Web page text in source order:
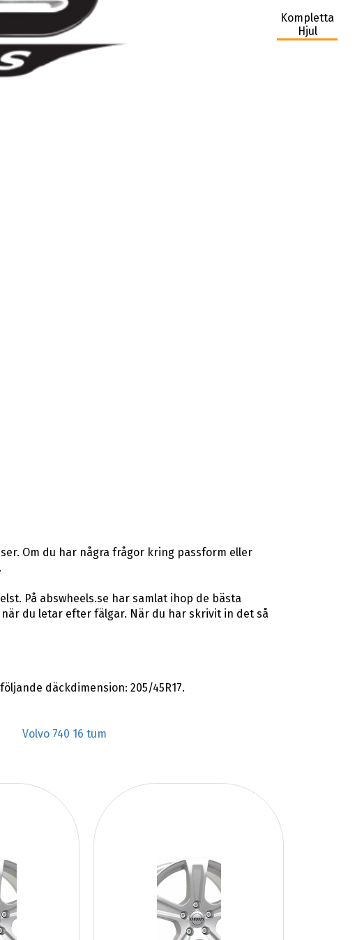
Kompletta
Hjul
Om du har några frågor kring passform eller
På abswheels.se har samlat ihop de bästa
du letar efter fälgar. När du har skrivit in det så
däckdimension: 205/45R17.
Volvo 740 16 tum